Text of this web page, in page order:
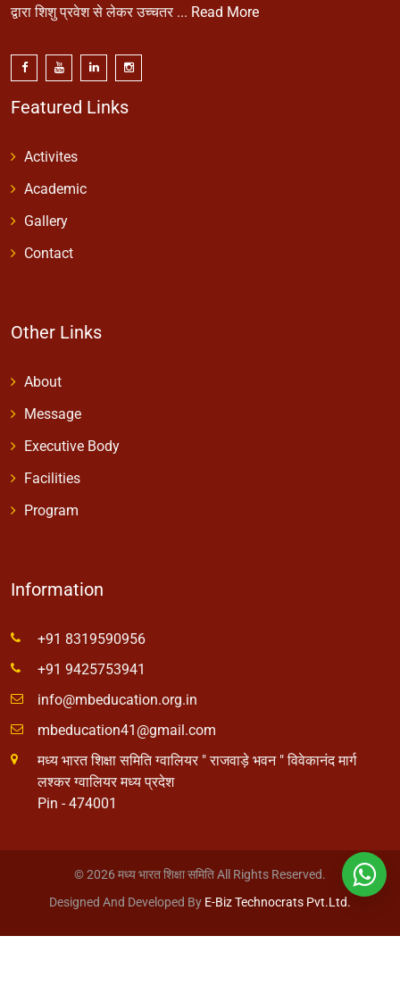
द्वारा शिशु प्रवेश से लेकर उच्चतर ... Read More
Featured Links
Activites
Academic
Gallery
Contact
Other Links
About
Message
Executive Body
Facilities
Program
Information
+91 8319590956
+91 9425753941
info@mbeducation.org.in
mbeducation41@gmail.com
मध्य भारत शिक्षा समिति ग्वालियर " राजवाड़े भवन " विवेकानंद मार्ग
लश्कर ग्वालियर मध्य प्रदेश
Pin - 474001
© 2026 मध्य भारत शिक्षा समिति All Rights Reserved.
Designed And Developed By E-Biz Technocrats Pvt.Ltd.